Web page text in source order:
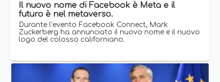
Il nuovo nome di Facebook è Meta e il
futuro è nel metaverso.
Durante l’evento Facebook Connect, Mark
Zuckerberg ha annunciato il nuovo nome e il nuovo
logo del colosso californiano.